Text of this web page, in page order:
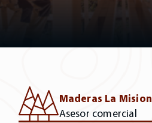
Maderas La Mision
Asesor comercial